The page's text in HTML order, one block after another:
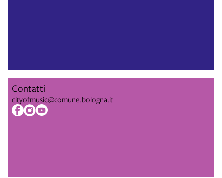
Contatti
cityofmusic@comune.bologna.it